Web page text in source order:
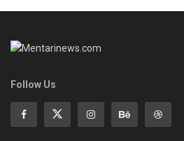
Follow Us